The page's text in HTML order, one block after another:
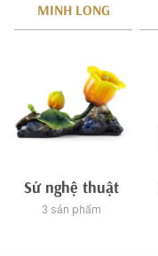
MINH LONG
Sứ nghệ thuật
3 sản phẩm